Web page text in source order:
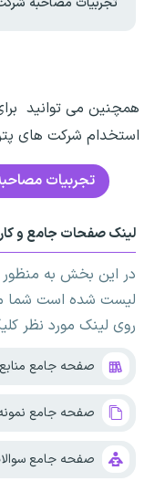
همچنین می توانید
استخدام شرکت های
تجربیات
لینک صفحات جامع و
در این بخش به
لیست شده است شما
روی لینک مورد نظر
صفحه جامع
صفحه جامع
صفحه جامع